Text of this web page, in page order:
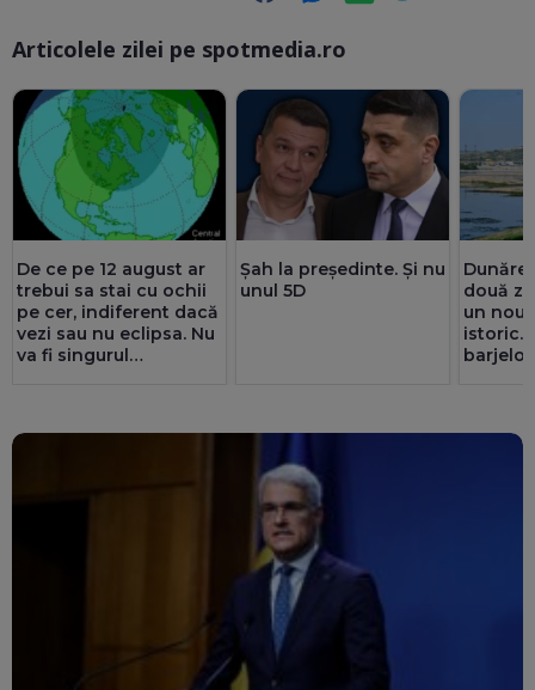
Articolele zilei pe spotmedia.ro
De ce pe 12 august ar
trebui sa stai cu ochii
pe cer, indiferent dacă
vezi sau nu eclipsa. Nu
va fi singurul
Șah la președinte. Și nu
unul 5D
două
un nou
istoric.